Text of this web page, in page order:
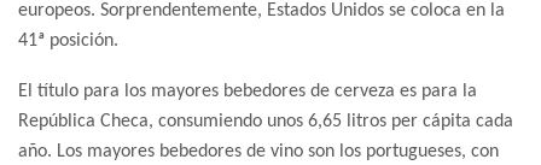
europeos. Sorprendentemente, Estados Unidos se coloca en la
41ª posición.
El título para los mayores bebedores de cerveza es para la
República Checa, consumiendo unos 6,65 litros per cápita cada
año. Los mayores bebedores de vino son los portugueses, con